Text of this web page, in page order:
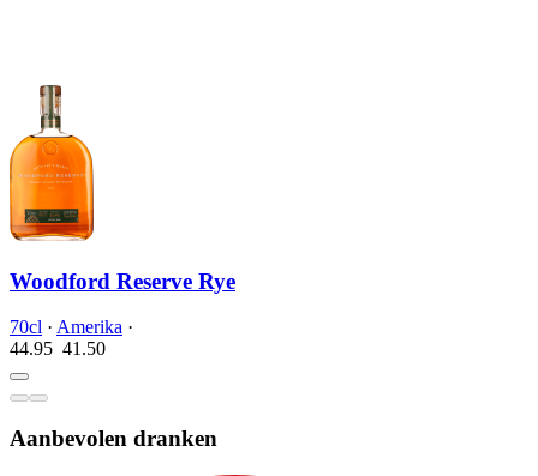
Woodford Reserve Rye
70cl · Amerika ·
44.95 41.50
Aanbevolen dranken